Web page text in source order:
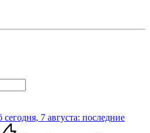
7 августа: последние